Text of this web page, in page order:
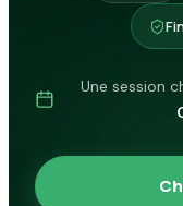
Une session